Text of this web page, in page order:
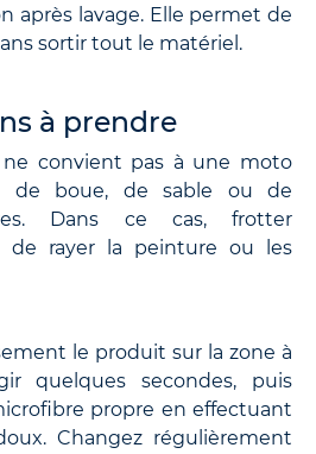
après lavage. Elle permet de
sortir tout le matériel.
à prendre
convient pas à une moto
de boue, de sable ou de
Dans ce cas, frotter
de rayer la peinture ou les
le produit sur la zone à
quelques secondes, puis
propre en effectuant
Changez régulièrement